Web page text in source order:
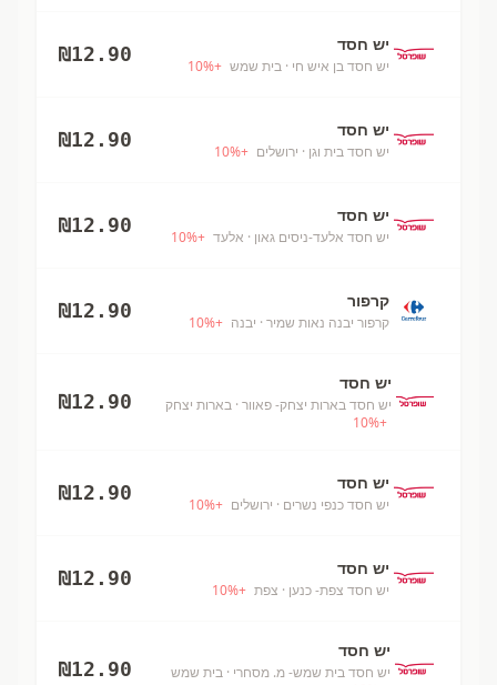
יש חסד
יש חסד בן איש חי · בית שמש +
10%
₪12.90
יש חסד
יש חסד בית וגן · ירושלים +
10%
₪12.90
יש חסד
יש חסד אלעד-ניסים גאון · אלעד +
10%
₪12.90
קרפור
קרפור יבנה נאות שמיר · יבנה +
10%
₪12.90
יש חסד
יש חסד בארות יצחק- פאוור · בארות יצחק
+
10%
₪12.90
יש חסד
יש חסד כנפי נשרים · ירושלים +
10%
₪12.90
יש חסד
יש חסד צפת- כנען · צפת +
10%
₪12.90
יש חסד
יש חסד בית שמש- מ. מסחרי · בית שמש
₪12.90